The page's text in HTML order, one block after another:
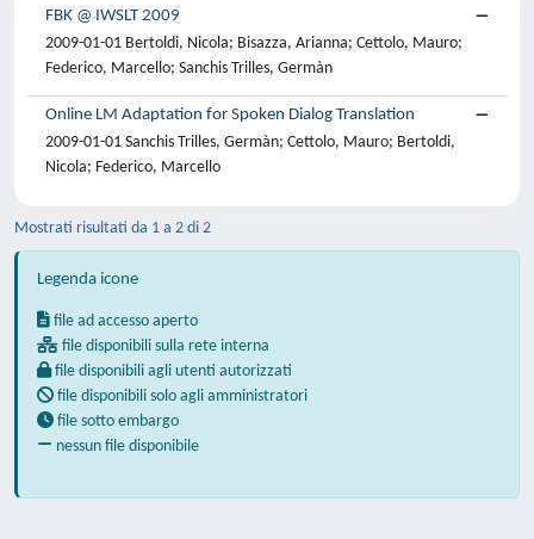
FBK @ IWSLT 2009
2009-01-01 Bertoldi, Nicola; Bisazza, Arianna; Cettolo, Mauro;
Federico, Marcello; Sanchis Trilles, Germàn
Online LM Adaptation for Spoken Dialog Translation
2009-01-01 Sanchis Trilles, Germàn; Cettolo, Mauro; Bertoldi,
Nicola; Federico, Marcello
Mostrati risultati da 1 a 2 di 2
Legenda icone
file ad accesso aperto
file disponibili sulla rete interna
file disponibili agli utenti autorizzati
file disponibili solo agli amministratori
file sotto embargo
nessun file disponibile